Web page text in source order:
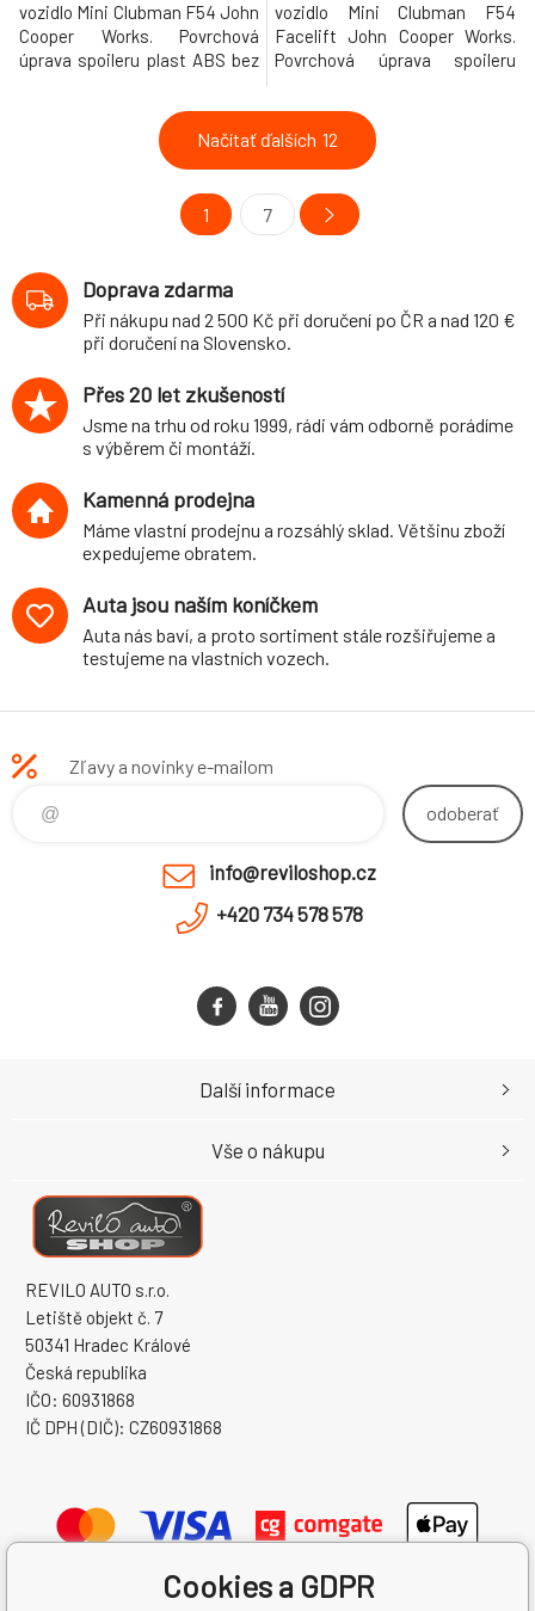
vozidlo Mini Clubman F54 John
Cooper Works. Povrchová
úprava spoileru plast ABS bez
vozidlo Mini Clubman F54
Facelift John Cooper Works.
Povrchová úprava spoileru
Načítať ďalších 12
1 7
Doprava zdarma
Při nákupu nad 2 500 Kč při doručení po ČR a nad 120 €
při doručení na Slovensko.
Přes 20 let zkušeností
Jsme na trhu od roku 1999, rádi vám odborně porádíme
s výběrem či montáží.
Kamenná prodejna
Máme vlastní prodejnu a rozsáhlý sklad. Většinu zboží
expedujeme obratem.
Auta jsou naším koníčkem
Auta nás baví, a proto sortiment stále rozšiřujeme a
testujeme na vlastních vozech.
Zľavy a novinky e-mailom
odoberať
info@reviloshop.cz
+420 734 578 578
REVILO AUTO s.r.o.
Letiště objekt č. 7
50341 Hradec Králové
Česká republika
IČO: 60931868
IČ DPH (DIČ): CZ60931868
Další informace
Vše o nákupu
Cookies a GDPR